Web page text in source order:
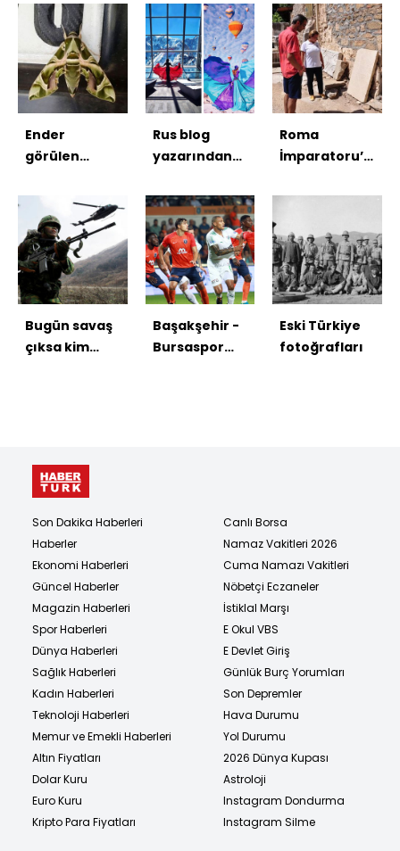
Ender
görülen
Kelebeği"
Van'da
bulundu
Rus blog
yazarından
döndüren
kareler
Roma
İmparatoru’nun
sergileniyor
Bugün savaş
çıksa kim
Başakşehir -
Bursaspor
Eski Türkiye
fotoğrafları
Son Dakika Haberleri
Haberler
Ekonomi Haberleri
Güncel Haberler
Magazin Haberleri
Spor Haberleri
Dünya Haberleri
Sağlık Haberleri
Kadın Haberleri
Teknoloji Haberleri
Memur ve Emekli Haberleri
Altın Fiyatları
Dolar Kuru
Euro Kuru
Kripto Para Fiyatları
Canlı Borsa
Namaz Vakitleri 2026
Cuma Namazı Vakitleri
Nöbetçi Eczaneler
İstiklal Marşı
E Okul VBS
E Devlet Giriş
Günlük Burç Yorumları
Son Depremler
Hava Durumu
Yol Durumu
2026 Dünya Kupası
Astroloji
Instagram Dondurma
Instagram Silme